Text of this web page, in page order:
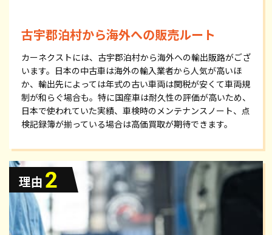
古宇郡泊村から海外への販売ルート
カーネクストには、古宇郡泊村から海外への輸出販路がござ
います。日本の中古車は海外の輸入業者から人気が高いほ
か、輸出先によっては年式の古い車両は関税が安くて車両規
制が和らぐ場合も。特に国産車は耐久性の評価が高いため、
日本で使われていた実績、車検時のメンテナンスノート、点
検記録簿が揃っている場合は高価買取が期待できます。